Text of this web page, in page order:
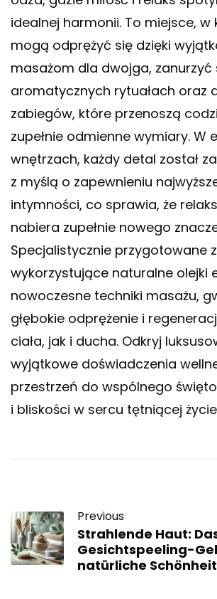
idealnej harmonii. To miejsce,
mogą odprężyć się dzięki
masażom dla dwojga, zanurzyć
aromatycznych rytuałach oraz
zabiegów, które przenoszą
zupełnie odmienne wymiary. W
wnętrzach, każdy detal został
z myślą o zapewnieniu
intymności, co sprawia, że
nabiera zupełnie nowego
Specjalistycznie przygotowane
wykorzystujące naturalne olejki
nowoczesne techniki masażu,
głębokie odprężenie i
ciała, jak i ducha. Odkryj
wyjątkowe doświadczenia
przestrzeń do wspólnego
i bliskości w sercu tętniącej
Previous
Strahlende Haut:
Gesichtspeeling-
natürliche Schönheit